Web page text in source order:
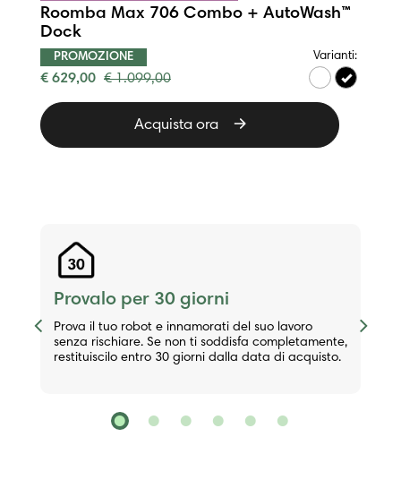
Roomba Plus 505 Combo + Autowash™
PROMOZIONE
€ 419,00 € 799,00
Previous
Provalo per 30 giorni
Prova il tuo robot e innamorati del suo lavoro
senza rischiare. Se non ti soddisfa completamente,
restituiscilo entro 30 giorni dalla data di acquisto.
Next